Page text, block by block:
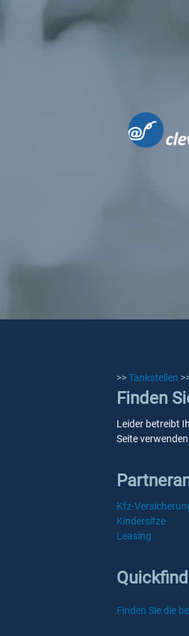
>>Tankstellen
Finden
Leider betreibt
Seite
Kfz-
Kindersitze
Leasing
Finden Sie die